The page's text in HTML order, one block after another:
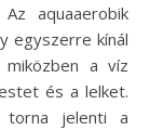
aquaaerobik
egyszerre kínál
a víz
és a lelket.
torna jelenti a